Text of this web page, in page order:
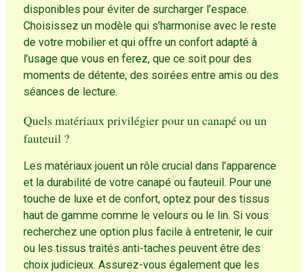
disponibles pour éviter de surcharger l’espace.
Choisissez un modèle qui s’harmonise avec le reste
de votre mobilier et qui offre un confort adapté à
l’usage que vous en ferez, que ce soit pour des
moments de détente, des soirées entre amis ou des
séances de lecture.
Quels matériaux privilégier pour un canapé ou un
fauteuil ?
Les matériaux jouent un rôle crucial dans l’apparence
et la durabilité de votre canapé ou fauteuil. Pour une
touche de luxe et de confort, optez pour des tissus
haut de gamme comme le velours ou le lin. Si vous
recherchez une option plus facile à entretenir, le cuir
ou les tissus traités anti-taches peuvent être des
choix judicieux. Assurez-vous également que les